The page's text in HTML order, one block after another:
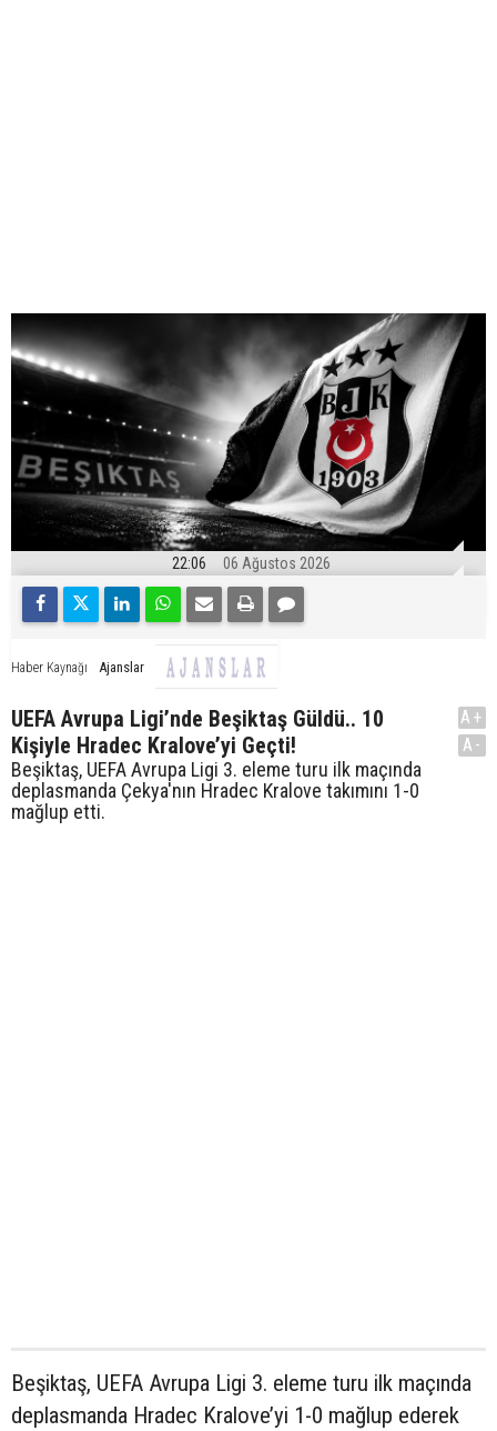
22:06 06 Ağustos 2026
Haber Kaynağı Ajanslar
UEFA Avrupa Ligi’nde Beşiktaş Güldü.. 10
Kişiyle Hradec Kralove’yi Geçti!
Beşiktaş, UEFA Avrupa Ligi 3. eleme turu ilk maçında
deplasmanda Çekya'nın Hradec Kralove takımını 1-0
mağlup etti.
A+
A-
Beşiktaş, UEFA Avrupa Ligi 3. eleme turu ilk maçında
deplasmanda Hradec Kralove’yi 1-0 mağlup ederek